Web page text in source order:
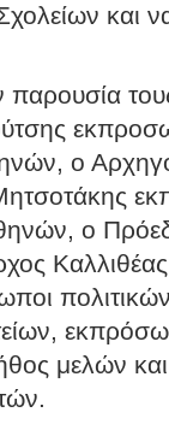
και
παρουσία
ο
ο
μελών